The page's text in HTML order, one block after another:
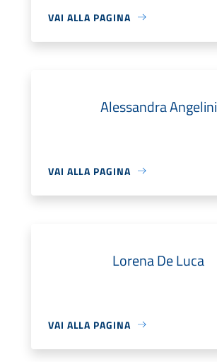
VAI ALLA PAGINA
Alessandra Angelini
VAI ALLA PAGINA
Lorena De Luca
VAI ALLA PAGINA